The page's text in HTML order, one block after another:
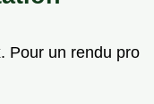
Pour un rendu pro